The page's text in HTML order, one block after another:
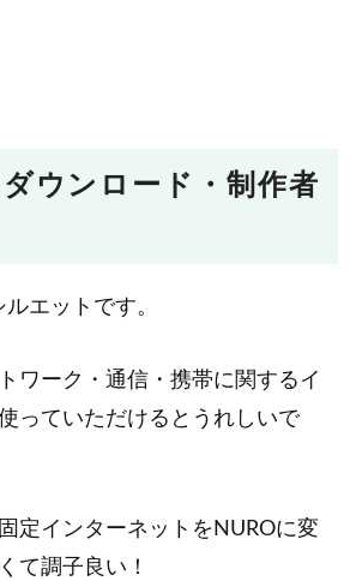
ウンロード・制作者
エットです。
ワーク・通信・携帯に関するイ
っていただけるとうれしいで
定インターネットをNUROに変
て調子良い！